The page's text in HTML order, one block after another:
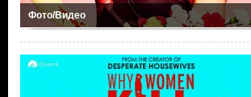
Фото/Видео